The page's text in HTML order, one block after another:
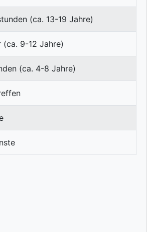
(ca. 13-19 Jahre)
(ca. 9-12 Jahre)
(ca. 4-8 Jahre)